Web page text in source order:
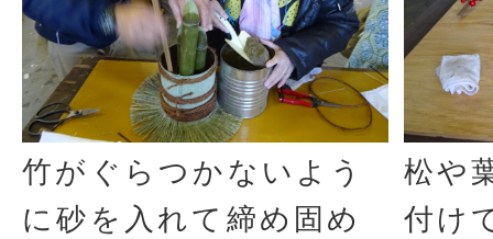
竹がぐらつかないよう
に砂を入れて締め固め
松や
付け